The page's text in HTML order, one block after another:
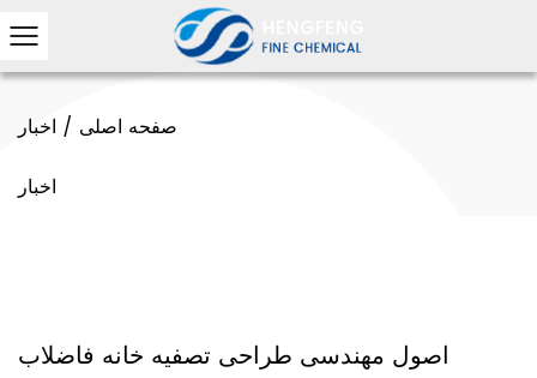
صفحه اصلی / اخبار
اخبار
اصول مهندسی طراحی تصفیه خانه فاضلاب